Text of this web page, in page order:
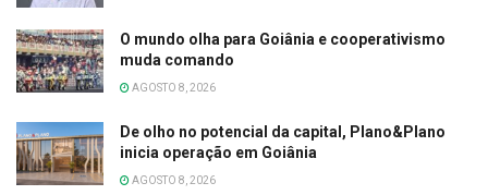
O mundo olha para Goiânia e cooperativismo
muda comando
AGOSTO 8, 2026
De olho no potencial da capital, Plano&Plano
inicia operação em Goiânia
AGOSTO 8, 2026